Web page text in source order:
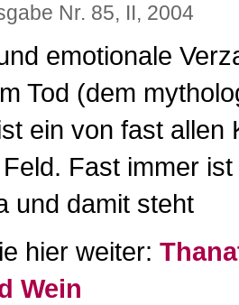
Nr. 85, II, 2004
emotionale
Tod (dem
ein von fast allen
Fast immer
und damit steht
hier weiter:
Wein